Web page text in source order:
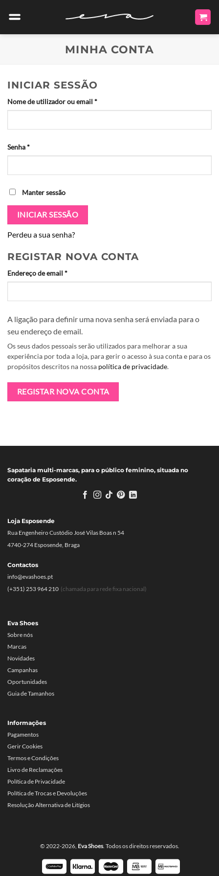
MINHA CONTA
INICIAR SESSÃO
Nome de utilizador ou email *Obrigatório
Senha*Obrigatório
Alternative:
Manter sessão
INICIAR SESSÃO
Perdeu a sua senha?
REGISTAR NOVA CONTA
Endereço de email *Obrigatório
A ligação para definir uma nova senha será enviada para o
seu endereço de email.
Alternative:
Os seus dados pessoais serão utilizados para melhorar a sua
experiência por toda a loja, para gerir o acesso à sua conta e para os
propósitos descritos na nossa política de privacidade.
REGISTAR NOVA CONTA
Sapataria multi-marcas, para o público feminino, situada no
coração de Esposende.
Eva Shoes
Sobre nós
Marcas
Novidades
Campanhas
Oportunidades
Guia de Tamanhos
Informações
Pagamentos
Gerir Cookies
Termos e Condições
Livro de Reclamações
Política de Privacidade
Política de Trocas e Devoluções
Resolução Alternativa de Litígios
Loja Esposende
Rua Engenheiro Custódio José Vilas Boas n 54
4740-274 Esposende, Braga
Contactos
info@evashoes.pt
(+351) 253 964 210 (chamada para rede fixa nacional)
© 2022-2026, Eva Shoes. Todos os direitos reservados.